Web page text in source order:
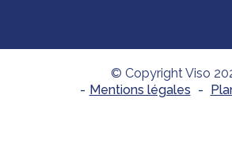
© Copyright Viso
- Mentions légales -